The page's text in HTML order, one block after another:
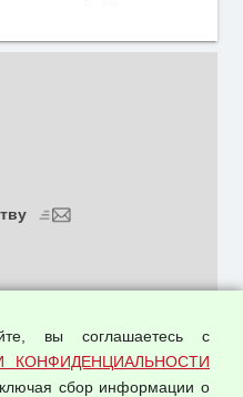
данных
вы соглашаетесь с
КОНФИДЕНЦИАЛЬНОСТИ
сбор информации о